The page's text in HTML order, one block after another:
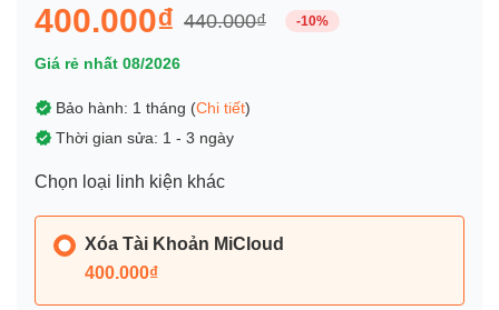
400.000₫ 440.000₫ -10%
Giá rẻ nhất 08/2026
Bảo hành: 1 tháng (Chi tiết)
Thời gian sửa: 1 - 3 ngày
Chọn loại linh kiện khác
Xóa Tài Khoản MiCloud
400.000₫